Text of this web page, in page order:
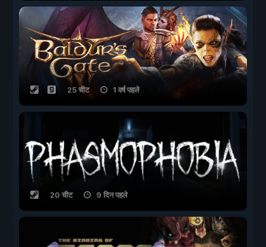
25 चीट 1 वर्ष पहले
20 चीट 9 दिन पहले